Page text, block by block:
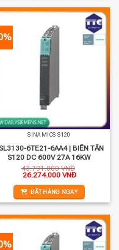
SINAMICS S120
6TE21-6AA4 | BIẾN TẦN
S120 DC 600V 27A 16KW
43.791.000VNĐ
Giá
là:
43.791.000 VNĐ.
26.274.000 VNĐGiá
tại
là:
26.274.000
ĐẶT HÀNG NGAY